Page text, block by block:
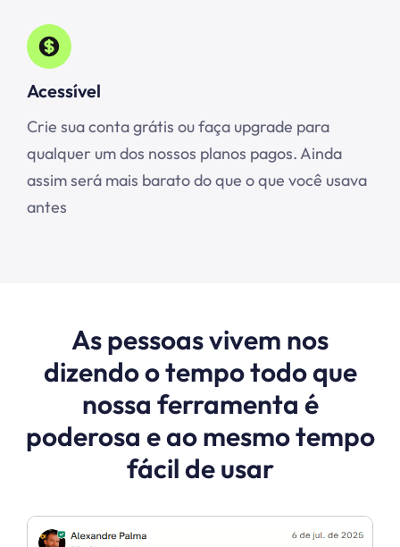
Acessível
Crie sua conta grátis ou faça upgrade para
qualquer um dos nossos planos pagos. Ainda
assim será mais barato do que o que você usava
antes
As pessoas vivem nos
dizendo o tempo todo que
nossa ferramenta é
poderosa e ao mesmo tempo
fácil de usar